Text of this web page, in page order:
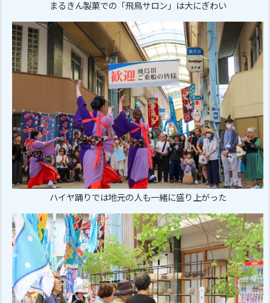
まるきん製菓での「飛鳥サロン」は大にぎわい
ハイヤ踊りでは地元の人も一緒に盛り上がった